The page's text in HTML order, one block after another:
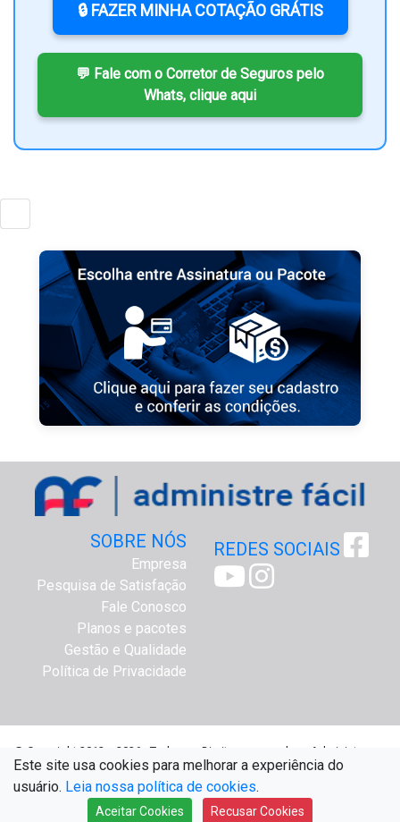
🔒 FAZER MINHA COTAÇÃO GRÁTIS
💬 Fale com o Corretor de Seguros pelo
Whats, clique aqui
SOBRE NÓS
Empresa
Pesquisa de Satisfação
Fale Conosco
Planos e pacotes
Gestão e Qualidade
Política de Privacidade
REDES SOCIAIS
@ Copyright 2012 a 2026 - Todos os Direitos reservados - Administre
Fácil Assessoria Online - www.administrefacil.com.br
Este site usa cookies para melhorar a experiência do
usuário. Leia nossa política de cookies.
Aceitar Cookies Recusar Cookies